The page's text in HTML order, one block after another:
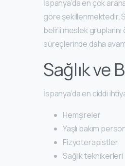
İspanya’da en çok
göre şekillenmektedir.
belirli meslek gruplarını
süreçlerinde daha
Sağlık ve
İspanya’da en ciddi
Hemşireler
Yaşlı bakım
Fizyoterapistler
Sağlık teknikerleri